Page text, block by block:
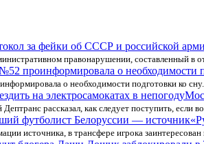
правонарушении, составленный
о необходимости подготовки ко
рассказал, как следует поступить, если
источника, в трансфере игрока